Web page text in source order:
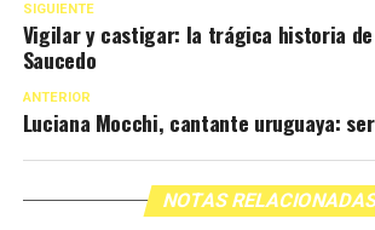
SIGUIENTE
Vigilar y castigar: la trágica historia de
Saucedo
ANTERIOR
Luciana Mocchi, cantante uruguaya:
NOTAS